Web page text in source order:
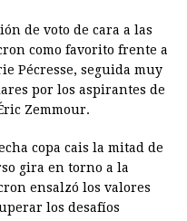
de voto de cara a las
como favorito frente a
Pécresse, seguida muy
por los aspirantes de
Zemmour.
copa cais la mitad de
gira en torno a la
ensalzó los valores
los desafíos